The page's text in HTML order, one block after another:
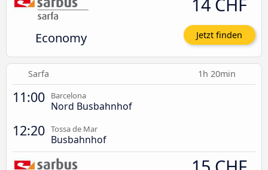
Economy Jetzt finden
Sarfa 1h 20min
11:00 Barcelona
Nord Busbahnhof
12:20 Tossa de Mar
Busbahnhof